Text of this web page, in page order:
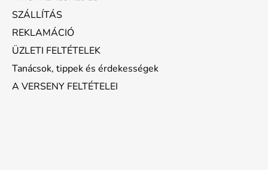
SZÁLLÍTÁS
REKLAMÁCIÓ
ÜZLETI FELTÉTELEK
Tanácsok, tippek és érdekességek
A VERSENY FELTÉTELEI